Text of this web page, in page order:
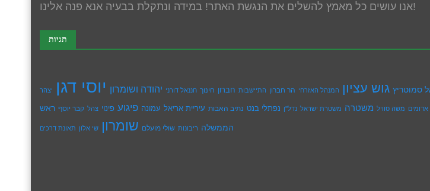
אנו עושים כל מאמץ להשלים את הנגשת האתר! במידה ונתקלת בבעיה אנא פנה אלינו!
תגיות
סמוטריץ גוש עציון המנהל האזרחי הר חברון התיישבות חברון חינוך חננאל דורני יהודה ושומרון יוסי דגן יצהר
משה סוויל משטרה משטרת ישראל נדל''ן נפתלי בנט נתיב האבות עיריית אריאל עמונה פיגוע פינוי צהל קבר יוסף ראש
הממשלה ריבונות שולי מועלם שומרון שי אלון תאונת דרכים